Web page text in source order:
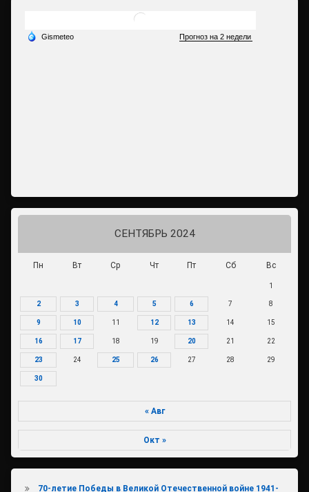
СЕНТЯБРЬ 2024
Пн Вт Ср Чт Пт Сб Вс
1
2 3 4 5 6 7 8
9 10 11 12 13 14 15
16 17 18 19 20 21 22
23 24 25 26 27 28 29
30
« Авг
Окт »
70-летие Победы в Великой Отечественной войне 1941-